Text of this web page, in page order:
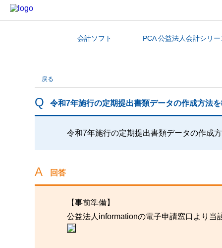
カテゴリから探す
会計ソフト PCA 公益法人会計シリー
戻る
令和7年施行の定期提出書類データの作成方法
令和7年施行の定期提出書類データの作成
回答
【事前準備】
公益法人informationの電子申請窓口より当